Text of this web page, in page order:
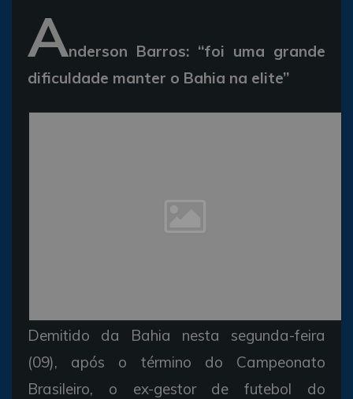
Anderson Barros: “foi uma grande
dificuldade manter o Bahia na elite”
Demitido da Bahia nesta segunda-feira
(09), após o término do Campeonato
Brasileiro, o ex-gestor de futebol do